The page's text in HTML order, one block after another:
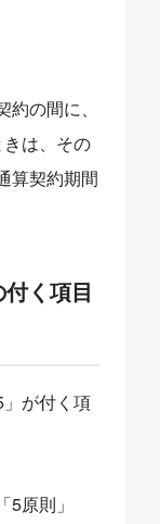
の間に、
は、その
算契約期間
く項目
が付く項
原則」